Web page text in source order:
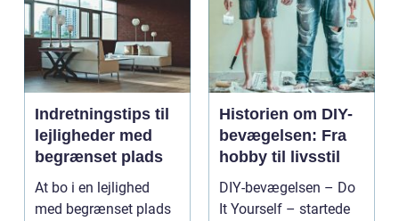
Indretningstips til
lejligheder med
begrænset plads
At bo i en lejlighed
med begrænset plads
Historien om DIY-
bevægelsen: Fra
hobby til livsstil
DIY-bevægelsen – Do
It Yourself – startede